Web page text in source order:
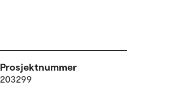
Prosjektnummer
203299